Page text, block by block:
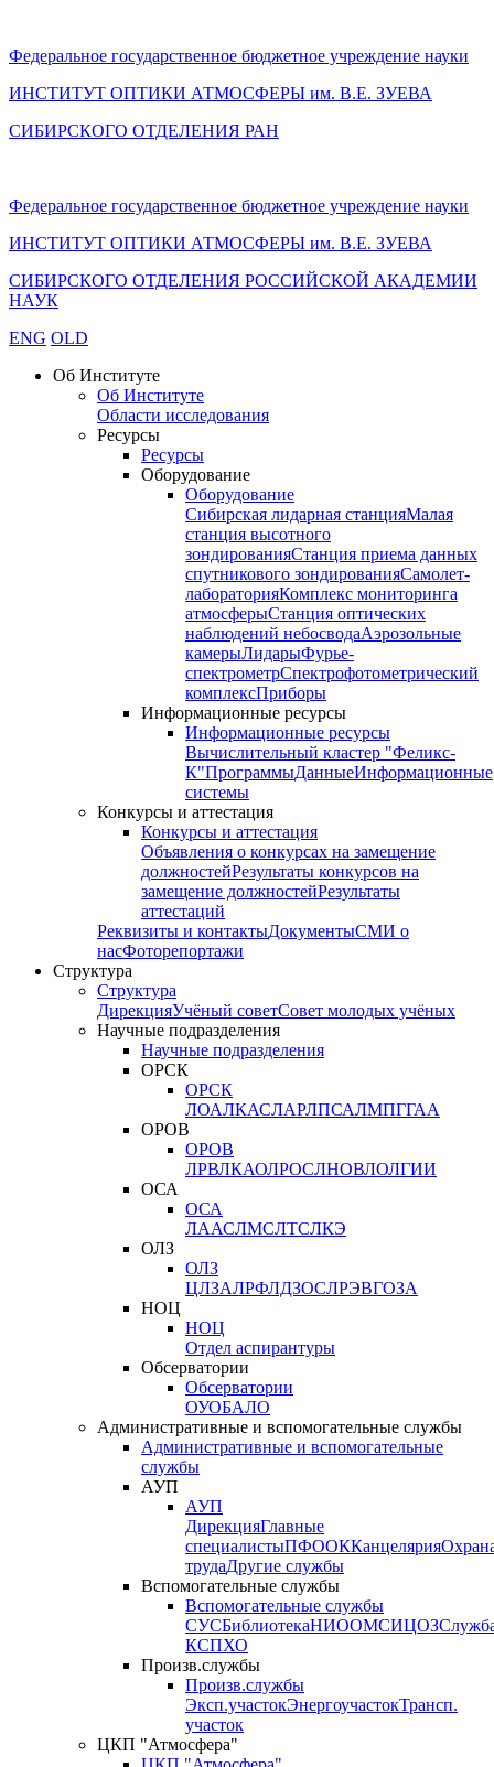
Федеральное государственное бюджетное учреждение науки
ИНСТИТУТ ОПТИКИ АТМОСФЕРЫ им. В.Е. ЗУЕВА
СИБИРСКОГО ОТДЕЛЕНИЯ РАН
Федеральное государственное бюджетное учреждение науки
ИНСТИТУТ ОПТИКИ АТМОСФЕРЫ им. В.Е. ЗУЕВА
СИБИРСКОГО ОТДЕЛЕНИЯ РОССИЙСКОЙ АКАДЕМИИ
НАУК
ENG OLD
Об Институте
Об Институте
Области исследования
Ресурсы
Ресурсы
Оборудование
Оборудование
Сибирская лидарная станцияМалая
станция высотного
зондированияСтанция приема данных
спутникового зондированияСамолет-
лабораторияКомплекс мониторинга
атмосферыСтанция оптических
наблюдений небосводаАэрозольные
камерыЛидарыФурье-
спектрометрСпектрофотометрический
комплексПриборы
Информационные ресурсы
Информационные ресурсы
Вычислительный кластер "Феликс-
К"ПрограммыДанныеИнформационные
системы
Конкурсы и аттестация
Конкурсы и аттестация
Объявления о конкурсах на замещение
должностейРезультаты конкурсов на
замещение должностейРезультаты
аттестаций
Реквизиты и контактыДокументыСМИ о
насФоторепортажи
Структура
Структура
ДирекцияУчёный советСовет молодых учёных
Научные подразделения
Научные подразделения
ОРСК
ОРСК
ЛОАЛКАСЛАРЛПСАЛМПГГАА
ОРОВ
ОРОВ
ЛРВЛКАОЛРОСЛНОВЛОЛГИИ
ОСА
ОСА
ЛААСЛМСЛТСЛКЭ
ОЛЗ
ОЛЗ
ЦЛЗАЛРФЛДЗОСЛРЭВГОЗА
НОЦ
НОЦ
Отдел аспирантуры
Обсерватории
Обсерватории
ОУОБАЛО
Административные и вспомогательные службы
Административные и вспомогательные
службы
АУП
АУП
ДирекцияГлавные
специалистыПФООККанцелярия
трудаДругие службы
Вспомогательные службы
Вспомогательные службы
СУСБиблиотекаНИООМСИЦОЗ
КСПХО
Произв.службы
Произв.службы
Эксп.участокЭнергоучастокТрансп.
участок
ЦКП "Атмосфера"